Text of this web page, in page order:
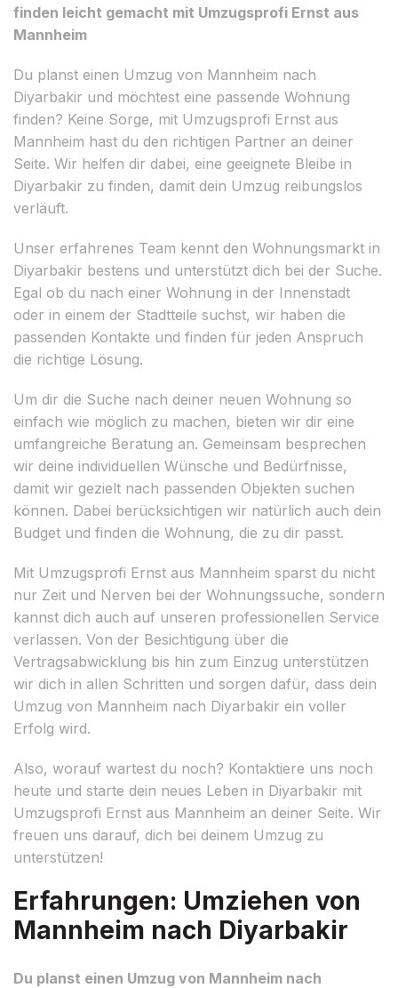
finden leicht gemacht mit Umzugsprofi Ernst aus
Mannheim
Du planst einen Umzug von Mannheim nach
Diyarbakir und möchtest eine passende Wohnung
finden? Keine Sorge, mit Umzugsprofi Ernst aus
Mannheim hast du den richtigen Partner an deiner
Seite. Wir helfen dir dabei, eine geeignete Bleibe in
Diyarbakir zu finden, damit dein Umzug reibungslos
verläuft.
Unser erfahrenes Team kennt den Wohnungsmarkt in
Diyarbakir bestens und unterstützt dich bei der Suche.
Egal ob du nach einer Wohnung in der Innenstadt
oder in einem der Stadtteile suchst, wir haben die
passenden Kontakte und finden für jeden Anspruch
die richtige Lösung.
Um dir die Suche nach deiner neuen Wohnung so
einfach wie möglich zu machen, bieten wir dir eine
umfangreiche Beratung an. Gemeinsam besprechen
wir deine individuellen Wünsche und Bedürfnisse,
damit wir gezielt nach passenden Objekten suchen
können. Dabei berücksichtigen wir natürlich auch dein
Budget und finden die Wohnung, die zu dir passt.
Mit Umzugsprofi Ernst aus Mannheim sparst du nicht
nur Zeit und Nerven bei der Wohnungssuche, sondern
kannst dich auch auf unseren professionellen Service
verlassen. Von der Besichtigung über die
Vertragsabwicklung bis hin zum Einzug unterstützen
wir dich in allen Schritten und sorgen dafür, dass dein
Umzug von Mannheim nach Diyarbakir ein voller
Erfolg wird.
Also, worauf wartest du noch? Kontaktiere uns noch
heute und starte dein neues Leben in Diyarbakir mit
Umzugsprofi Ernst aus Mannheim an deiner Seite. Wir
freuen uns darauf, dich bei deinem Umzug zu
unterstützen!
Erfahrungen: Umziehen von
Mannheim nach Diyarbakir
Du planst einen Umzug von Mannheim nach